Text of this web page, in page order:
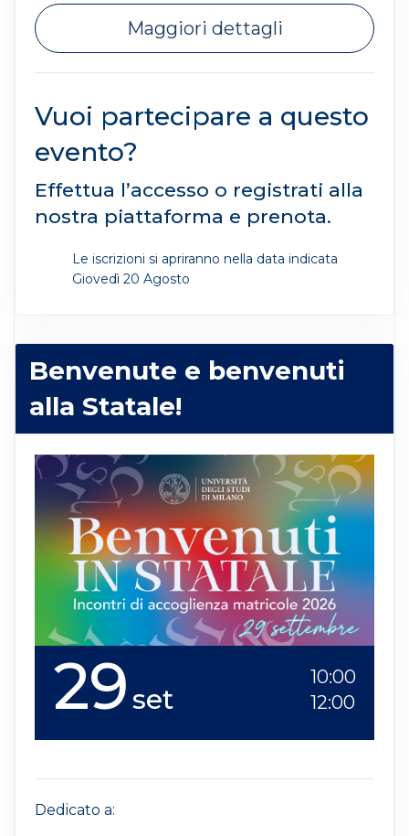
Maggiori dettagli
Vuoi partecipare a questo
evento?
Effettua l’accesso o registrati alla
nostra piattaforma e prenota.
Le iscrizioni si apriranno nella data indicata
Giovedì 20 Agosto
Benvenute e benvenuti
alla Statale!
29set
10:00
12:00
Dedicato a: